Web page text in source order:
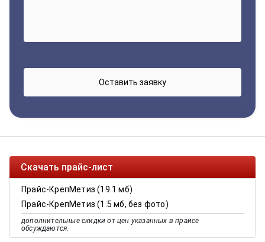
Скачать прайс-лист
Прайс-КрепМетиз (19.1 мб)
Прайс-КрепМетиз (1.5 мб, без фото)
дополнительные скидки от цен указанных в прайсе
обсуждаются.